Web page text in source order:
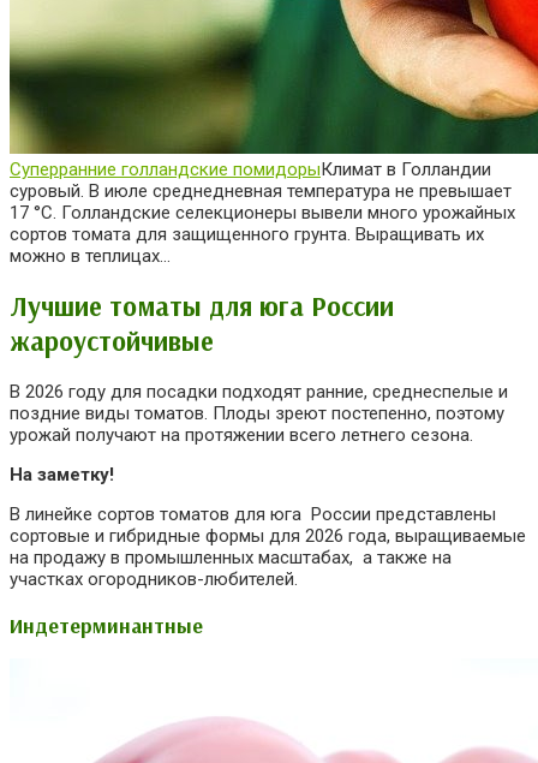
Суперранние голландские помидорыКлимат в Голландии
суровый. В июле среднедневная температура не превышает
17 °C. Голландские селекционеры вывели много урожайных
сортов томата для защищенного грунта. Выращивать их
можно в теплицах…
Лучшие томаты для юга России
жароустойчивые
В 2026 году для посадки подходят ранние, среднеспелые и
поздние виды томатов. Плоды зреют постепенно, поэтому
урожай получают на протяжении всего летнего сезона.
На заметку!
В линейке сортов томатов для юга России представлены
сортовые и гибридные формы для 2026 года, выращиваемые
на продажу в промышленных масштабах, а также на
участках огородников-любителей.
Индетерминантные